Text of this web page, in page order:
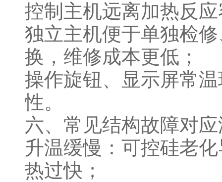
控制主机远离加热反
独立主机便于单独检
换，维修成本更低；
操作旋钮、显示屏常
性。
六、常见结构故障对
升温缓慢：可控硅老
热过快；